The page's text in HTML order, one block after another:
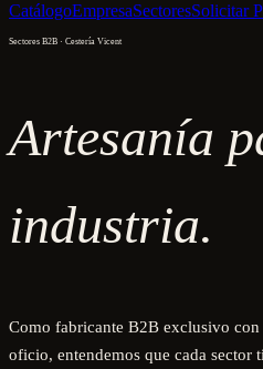
CatálogoEmpresaSectoresSolicitar
Sectores B2B · Cestería Vicent
Artesanía
industria.
Como fabricante B2B exclusivo con
oficio, entendemos que cada sector